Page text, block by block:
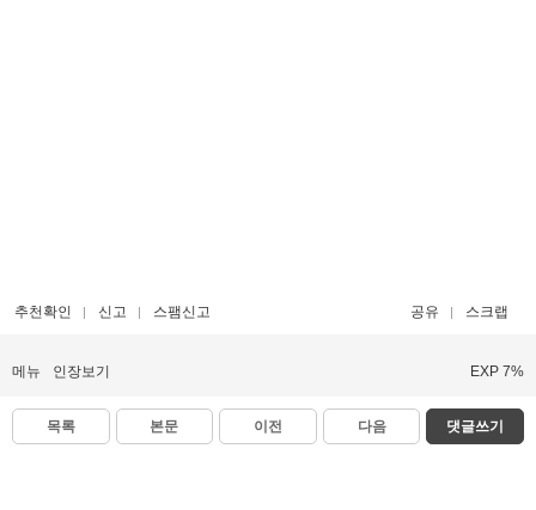
추천확인 신고 스팸신고 공유 스크랩
메뉴 인장보기 EXP 7%
목록 본문 이전 다음 댓글쓰기